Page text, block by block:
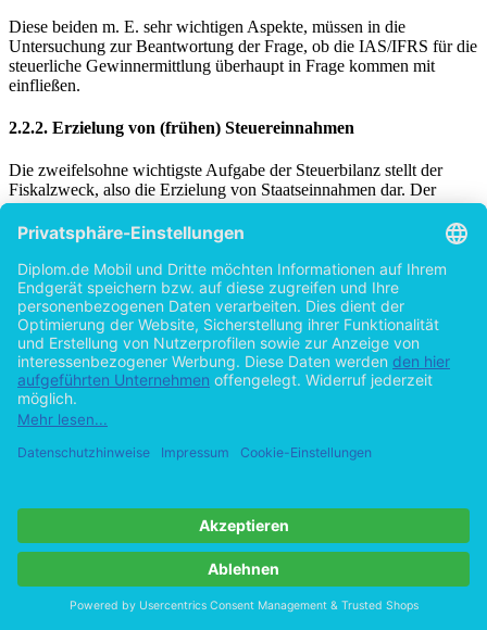
Diese beiden m. E. sehr wichtigen Aspekte, müssen in die
Untersuchung zur Beantwortung der Frage, ob die IAS/IFRS für die
steuerliche Gewinnermittlung überhaupt in Frage kommen mit
einfließen.
2.2.2. Erzielung von (frühen) Steuereinnahmen
Die zweifelsohne wichtigste Aufgabe der Steuerbilanz stellt der
Fiskalzweck, also die Erzielung von Staatseinnahmen dar. Der
quantitative Teil dieser Arbeit wird untersuchen, welche
Auswirkungen eine Umstellung der Rechnungslegung vom
deutschen Steuerrecht zu den IAS/IFRS auf das Steueraufkommen
haben wird. Bei der Untersuchung geht es nicht um die Frage, ob
die IAS/IFRS oder das Steuerrecht zu einem höheren Gewinn und
damit zu höheren Steuereinnahmen führen. Denn über die
Gesamtlebensdauer eines Unternehmens ist sowohl der Gewinn
ermittelt nach IAS/IFRS als auch der Gewinn ermittelt nach
Steuerrecht identisch. Es stellt sich die Frage, ob die Gewinne nach
IAS/IFRS früher oder später ausgewiesen werden, als es nach
Steuerrecht der Fall wäre. Selbst wenn die IAS/IFRS allen anderen
Zielen gerecht werden sollten, die bei der steuerlichen
Gewinnermittlung eine tragende Rolle spielen,
wird sich der
drastische Verringerung der Steuereinnahmen – wenn auch nur
temporär – ist in Deutschland wegen der angespannten
Haushaltslage nicht tragbar. Die Zielsetzung wird dergestalt
operationalisiert, indem die qualitativ erarbeiteten Unterschiede
zwischen der Rechnungslegung nach IAS/IFRS und deutschem
Steuerrecht anhand eines Modellunternehmens mit zahlreichen noch